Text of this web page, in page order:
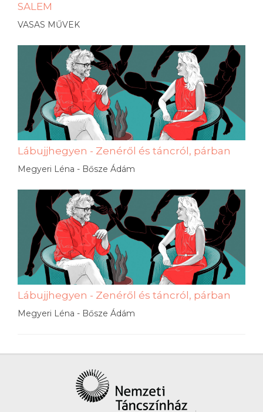
SALEM
VASAS MŰVEK
Lábujjhegyen - Zenéről és táncról, párban
Megyeri Léna - Bősze Ádám
Lábujjhegyen - Zenéről és táncról, párban
Megyeri Léna - Bősze Ádám